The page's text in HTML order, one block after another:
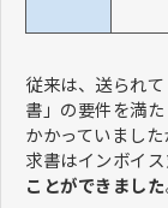
従来は、送られ
書」の要件を満
かかっていまし
求書はインボイス
ことができました